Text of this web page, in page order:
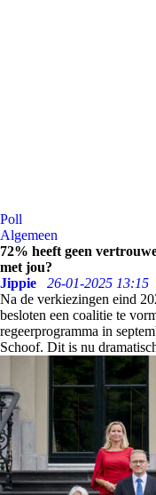
Poll
Algemeen
72% heeft geen
met jou?
Jippie
26-01-2025 13:15
Na de verkiezingen eind
besloten een coalitie te
regeerprogramma in
Schoof. Dit is nu